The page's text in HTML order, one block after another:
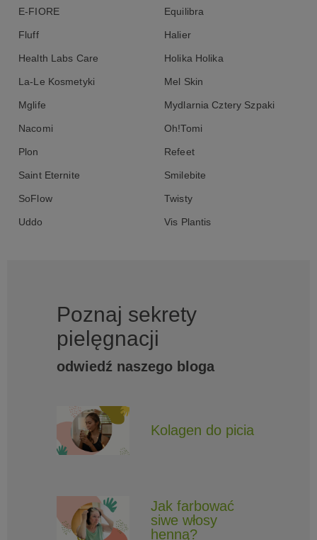
E-FIORE Equilibra
Fluff Halier
Health Labs Care Holika Holika
La-Le Kosmetyki Mel Skin
Mglife Mydlarnia Cztery Szpaki
Nacomi Oh!Tomi
Plon Refeet
Saint Eternite Smilebite
SoFlow Twisty
Uddo Vis Plantis
Poznaj sekrety
pielęgnacji
odwiedź naszego bloga
Kolagen do picia
Jak farbować
siwe włosy
henną?